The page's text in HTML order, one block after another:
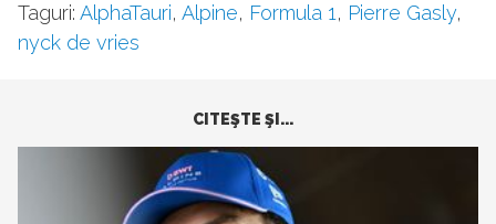
Taguri: AlphaTauri, Alpine, Formula 1, Pierre Gasly,
nyck de vries
CITEŞTE ŞI...